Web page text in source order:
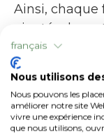
Ainsi, chaque
ajoutée, le
des coûts,
détaillée des
l'exploitation.
français
Nous utilisons
Nous pouvons les
améliorer notre site
vivre une expérience
que nous utilisons,